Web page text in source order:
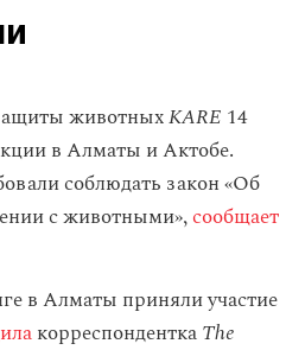
животныхKARE 14
в Алматы и Актобе.
соблюдать закон «Об
с животными»,сообщает
в Алматы приняли участие
корреспонденткаThe